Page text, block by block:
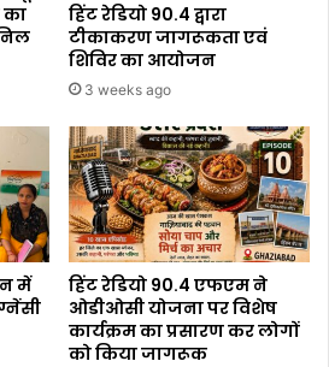
का
हिंट रेडियो 90.4 द्वारा
टीकाकरण जागरूकता एवं
शिविर का आयोजन
3 weeks ago
में
हिंट रेडियो 90.4 एफएम ने
ओडीओसी योजना पर विशेष
कार्यक्रम का प्रसारण कर लोगों
को किया जागरूक